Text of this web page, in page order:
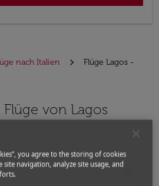
nach Italien
Flüge Lagos -
von Lagos
gewünschte Route (Abflugort
you agree to the storing of cookies
navigation, analyze site usage, and